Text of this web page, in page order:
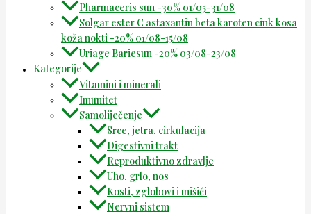
Pharmaceris sun -30% 01/05-31/08
Solgar ester C astaxantin beta karoten cink kosa
koža nokti -20% 01/08-15/08
Uriage Bariesun -20% 03/08-23/08
Kategorije
Vitamini i minerali
Imunitet
Samoliječenje
Srce, jetra, cirkulacija
Digestivni trakt
Reproduktivno zdravlje
Uho, grlo, nos
Kosti, zglobovi i mišići
Nervni sistem